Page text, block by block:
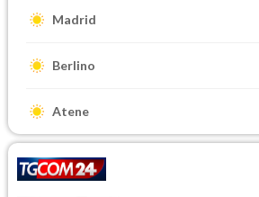
Madrid
Berlino
Atene